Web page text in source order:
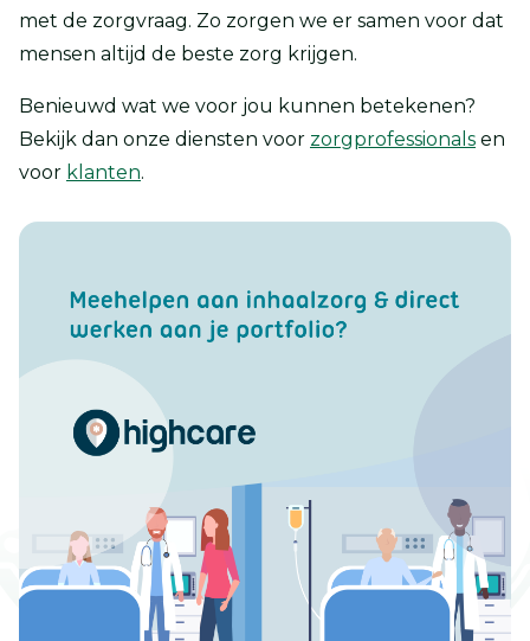
met de zorgvraag. Zo zorgen we er samen voor dat
mensen altijd de beste zorg krijgen.
Benieuwd wat we voor jou kunnen betekenen?
Bekijk dan onze diensten voor zorgprofessionals en
voor klanten.